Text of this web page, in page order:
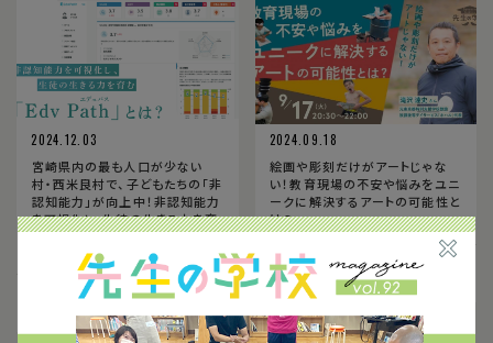
2024.12.03
宮崎県内の最も人口が少ない
村・西米良村で、子どもたちの「非
認知能力」が向上中！非認知能力
を可視化し、生徒の生きる力を育
む「Edv Path（エデュパス）」と
は？【PR】
2024.09.18
絵画や彫刻だけがアートじゃな
い！教育現場の不安や悩みをユニ
ークに解決するアートの可能性と
は？